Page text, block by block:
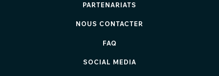
PARTENARIATS
NOUS CONTACTER
FAQ
SOCIAL MEDIA